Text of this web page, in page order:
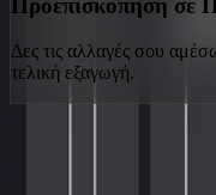
Προεπισκόπηση σε
Δες τις αλλαγές σου
τελική εξαγωγή.